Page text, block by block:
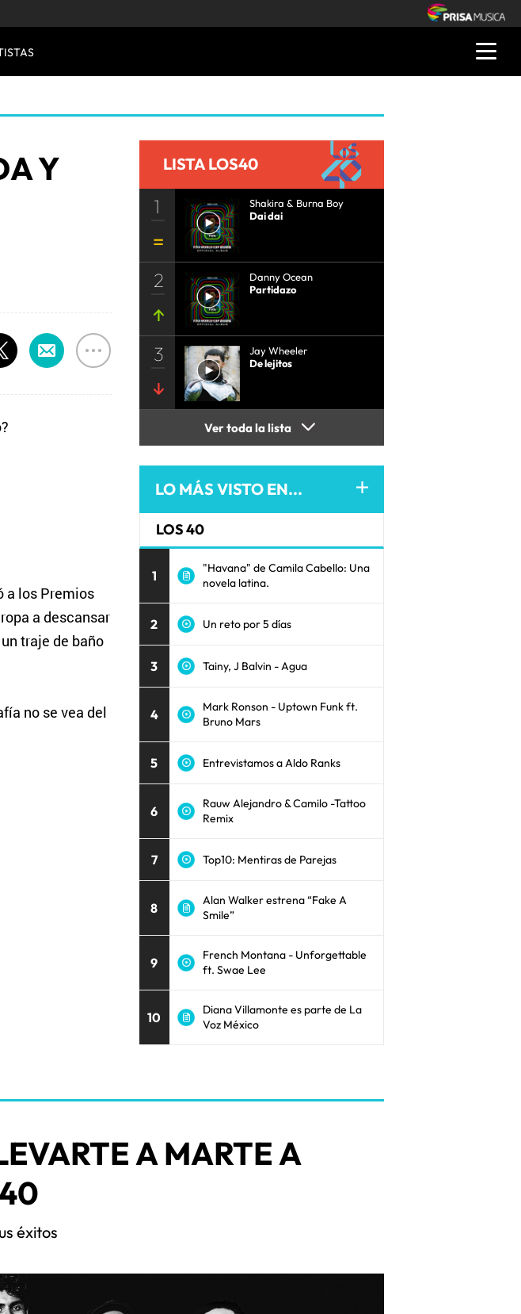
Y
a los Premios
a descansar
traje de baño
no se vea del
LISTA LOS40
1
Shakira & Burna Boy
Dai dai
2
Danny Ocean
Partidazo
3
Jay Wheeler
De lejitos
Ver toda la lista
LO MÁS VISTO EN...
LOS 40
1
"Havana" de Camila Cabello: Una
novela latina.
2 Un reto por 5 días
3 Tainy, J Balvin - Agua
4
Mark Ronson - Uptown Funk ft.
Bruno Mars
5 Entrevistamos a Aldo Ranks
6
Rauw Alejandro & Camilo -Tattoo
Remix
7 Top10: Mentiras de Parejas
8
Alan Walker estrena “Fake A
Smile”
9
French Montana - Unforgettable
ft. Swae Lee
10
Diana Villamonte es parte de La
Voz México
A MARTE A
éxitos